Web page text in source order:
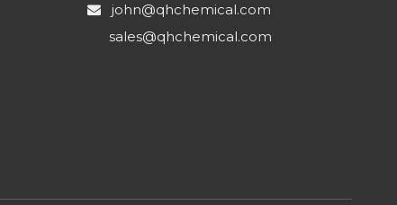

john@qhchemical.com
sales@qhchemical.com